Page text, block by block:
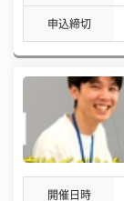
申込締切
開催日時